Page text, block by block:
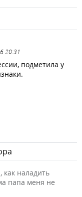
20:31
подметила у
наладить
папа меня не